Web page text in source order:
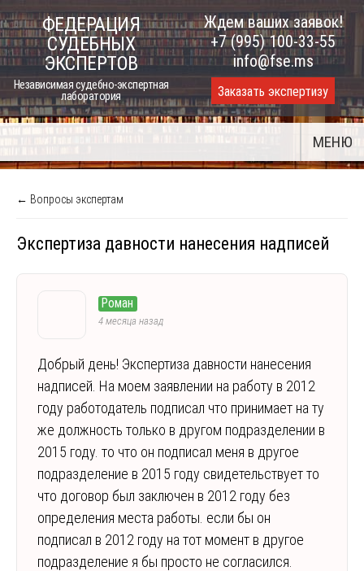
Skip
to
content
ФЕДЕРАЦИЯ
СУДЕБНЫХ
ЭКСПЕРТОВ
Независимая судебно-экспертная
лаборатория
Ждем ваших заявок!
+7 (995) 100-33-55
info@fse.ms
Заказать экспертизу
МЕНЮ
← Вопросы экспертам
Экспертиза давности нанесения надписей
Роман
4 месяца назад
Добрый день! Экспертиза давности нанесения
надписей. На моем заявлении на работу в 2012
году работодатель подписал что принимает на ту
же должность только в другом подразделении в
2015 году. то что он подписал меня в другое
подразделение в 2015 году свидетельствует то
что договор был заключен в 2012 году без
определения места работы. если бы он
подписал в 2012 году на тот момент в другое
подразделение я бы просто не согласился.